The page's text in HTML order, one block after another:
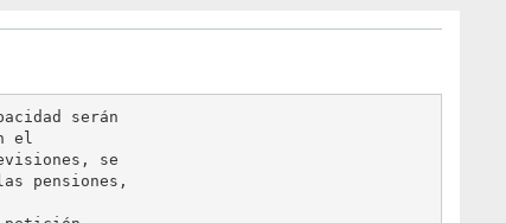
serán
el
se
pensiones,